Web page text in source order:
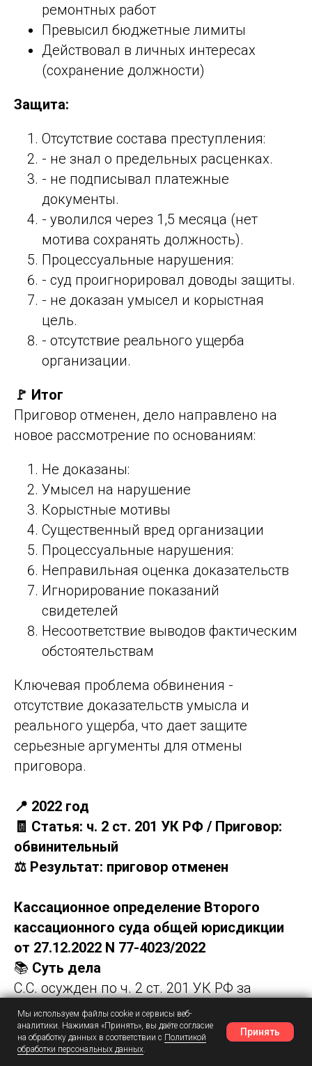
ремонтных работ
Превысил бюджетные лимиты
Действовал в личных интересах
(сохранение должности)
Защита:
Отсутствие состава преступления:
- не знал о предельных расценках.
- не подписывал платежные
документы.
- уволился через 1,5 месяца (нет
мотива сохранять должность).
Процессуальные нарушения:
- суд проигнорировал доводы защиты.
- не доказан умысел и корыстная
цель.
- отсутствие реального ущерба
организации.
🚩 Итог
Приговор отменен, дело направлено на
новое рассмотрение по основаниям:
Не доказаны:
Умысел на нарушение
Корыстные мотивы
Существенный вред организации
Процессуальные нарушения:
Неправильная оценка доказательств
Игнорирование показаний
свидетелей
Несоответствие выводов фактическим
обстоятельствам
Ключевая проблема обвинения -
отсутствие доказательств умысла и
реального ущерба, что дает защите
серьезные аргументы для отмены
приговора.
📍 2022 год
🧾 Статья: ч. 2 ст. 201 УК РФ / Приговор:
обвинительный
⚖️ Результат: приговор отменен
Кассационное определение Второго
кассационного суда общей юрисдикции
от 27.12.2022 N 77-4023/2022
📚 Суть дела
С.С. осужден по ч. 2 ст. 201 УК РФ за
злоупотребление полномочиями в
коммерческой организации ООО
"Никольское". Суд установил, что он,
Мы используем файлы cookie и сервисы веб-
аналитики. Нажимая «Принять», вы даёте согласие
на обработку данных в соответствии с Политикой
обработки персональных данных.
Принять
Наш Telegram Шансы